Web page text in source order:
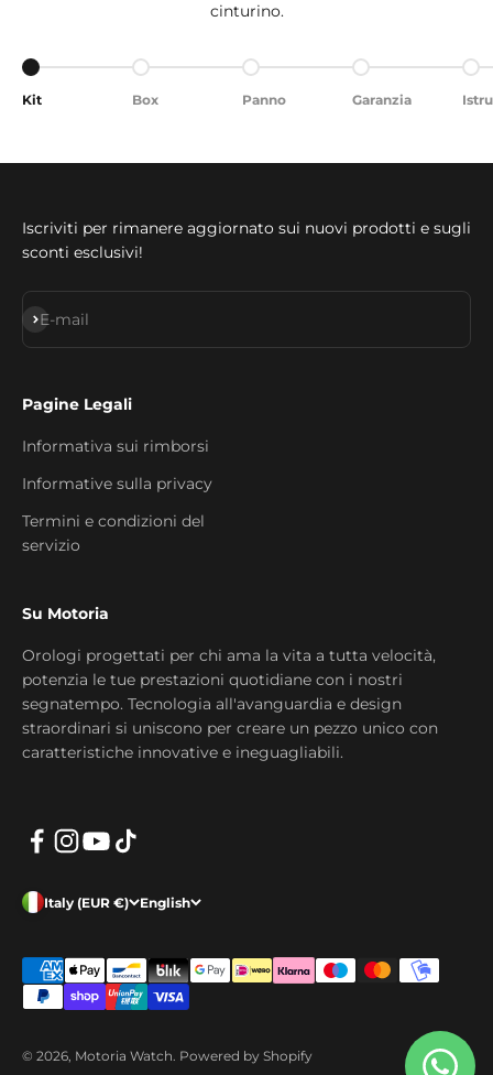
cinturino.
Go to item 1
Kit
Go to item 2
Box
Go to item 3
Panno
Go to item 4
Garanzia
Go
Iscriviti per rimanere aggiornato sui nuovi prodotti e sugli
sconti esclusivi!
E-mail
Subscribe
Pagine Legali
Informativa sui rimborsi
Informative sulla privacy
Termini e condizioni del
servizio
Su Motoria
Orologi progettati per chi ama la vita a tutta velocità,
potenzia le tue prestazioni quotidiane con i nostri
segnatempo. Tecnologia all'avanguardia e design
straordinari si uniscono per creare un pezzo unico con
caratteristiche innovative e ineguagliabili.
Italy (EUR €) English
© 2026, Motoria Watch. Powered by Shopify